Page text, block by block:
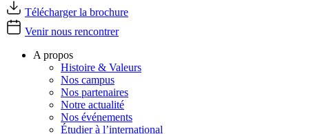
Télécharger la brochure
Venir nous rencontrer
A propos
Histoire & Valeurs
Nos campus
Nos partenaires
Notre actualité
Nos événements
Étudier à l’international